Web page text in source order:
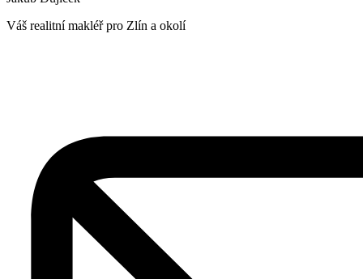
Váš realitní makléř pro Zlín a okolí